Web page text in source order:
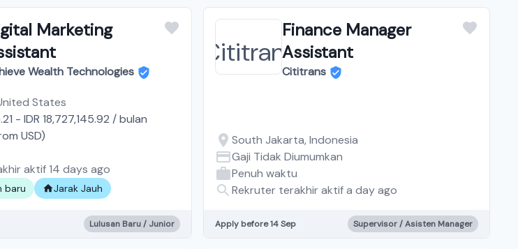
Marketing
Wealth Technologies
States
- IDR 18,727,145.92 /bulan
USD)
aktif 14 days ago
baru Jarak Jauh
Lulusan Baru / Junior
Finance Manager
Assistant
Cititrans
South Jakarta, Indonesia
Gaji Tidak Diumumkan
Penuh waktu
Rekruter terakhir aktif a day ago
Apply before 14 Sep Supervisor / Asisten Manager